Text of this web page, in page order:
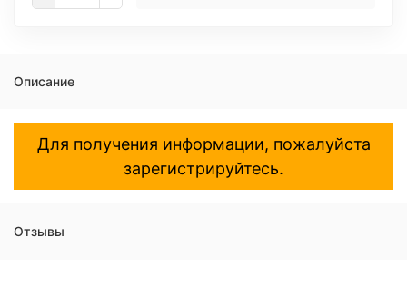
Описание
Для получения информации, пожалуйста
зарегистрируйтесь.
Отзывы